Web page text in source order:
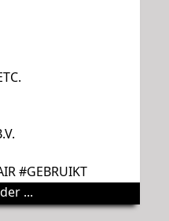
#GEBRUIKT
...